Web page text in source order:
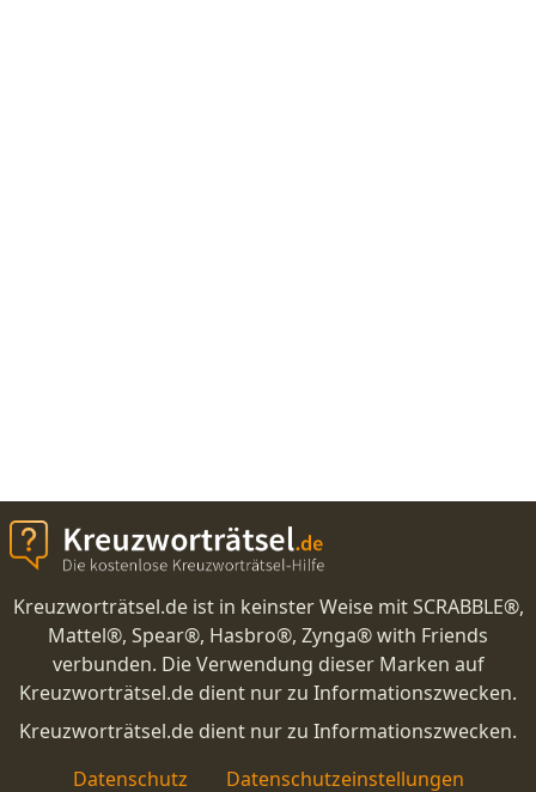
Kreuzworträtsel.de ist in keinster Weise mit SCRABBLE®,
Mattel®, Spear®, Hasbro®, Zynga® with Friends
verbunden. Die Verwendung dieser Marken auf
Kreuzworträtsel.de dient nur zu Informationszwecken.
Kreuzworträtsel.de dient nur zu Informationszwecken.
Datenschutz
Datenschutzeinstellungen